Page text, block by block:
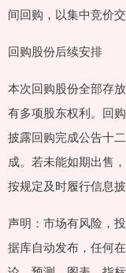
间回购，以集中竞价
回购股份后续安排
本次回购股份全部存
有多项股东权利。回
披露回购完成公告十
成。若未能如期出售
按规定及时履行信息
声明：市场有风险，
据库自动发布，任何